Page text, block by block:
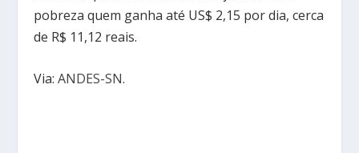
pobreza quem ganha até US$ 2,15 por dia, cerca
de R$ 11,12 reais.
Via:ANDES-SN.